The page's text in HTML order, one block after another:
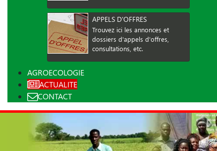
APPELS D'OFFRES
Trouvez ici les annonces et
dossiers d'appels d'offres,
consultations, etc.
AGROECOLOGIE
ACTUALITE
CONTACT